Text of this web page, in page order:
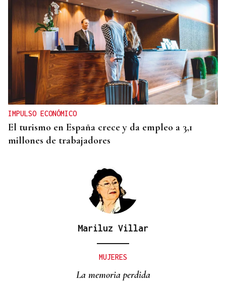
IMPULSO ECONÓMICO
El turismo en España crece y da empleo a 3,1
millones de trabajadores
Mariluz Villar
MUJERES
La memoria perdida